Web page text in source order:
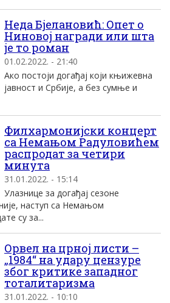
Неда Бјелановић: Опет о
Ниновој награди или шта
је то роман
01.02.2022. - 21:40
Ако постоји догађај који књижевна
јавност и Србије, а без сумње и
Филхармонијски концерт
са Немањом Радуловићем
распродат за четири
минута
31.01.2022. - 15:14
Улазнице за догађај сезоне
наступ са Немањом
су за...
Орвел на црној листи –
„1984“ на удару цензуре
због критике западног
тоталитаризма
31.01.2022. - 10:10